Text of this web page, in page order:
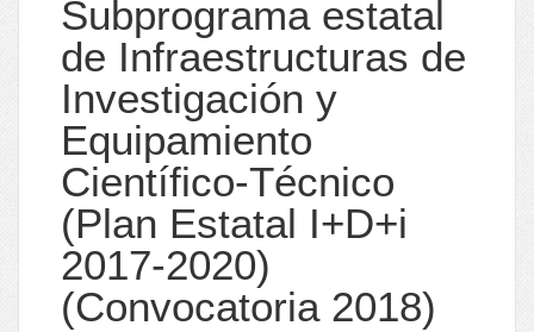
Subprograma estatal
de Infraestructuras de
Investigación y
Equipamiento
Científico-Técnico
(Plan Estatal I+D+i
2017-2020)
(Convocatoria 2018)